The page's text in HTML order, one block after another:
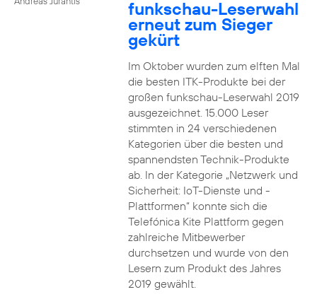
funkschau-Leserwahl
erneut zum Sieger
gekürt
Im Oktober wurden zum elften Mal
die besten ITK-Produkte bei der
großen funkschau-Leserwahl 2019
ausgezeichnet. 15.000 Leser
stimmten in 24 verschiedenen
Kategorien über die besten und
spannendsten Technik-Produkte
ab. In der Kategorie „Netzwerk und
Sicherheit: IoT-Dienste und -
Plattformen“ konnte sich die
Telefónica Kite Plattform gegen
zahlreiche Mitbewerber
durchsetzen und wurde von den
Lesern zum Produkt des Jahres
2019 gewählt.